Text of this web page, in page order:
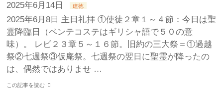
2025年6月14日 建徳
2025年6月8日 主日礼拝 ①使徒２章１～４節：今日は聖
霊降臨日（ペンテコステはギリシャ語で５０の意
味）。 レビ２３章５～１６節。旧約の三大祭＝①過越
祭②七週祭③仮庵祭。七週祭の翌日に聖霊が降ったの
は、偶然ではありませ …
この記事を読む